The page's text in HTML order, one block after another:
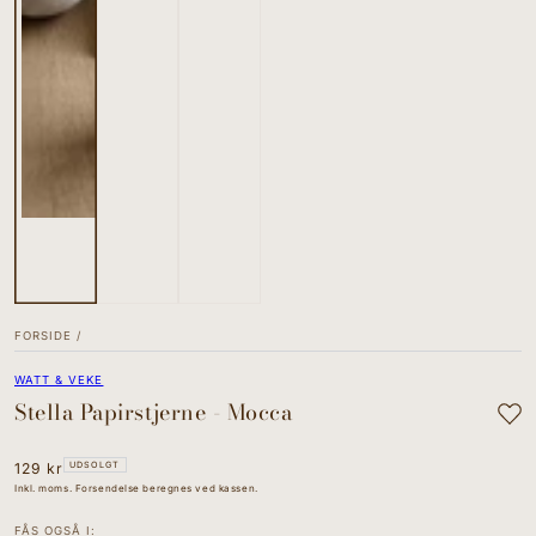
FORSIDE /
WATT & VEKE
Stella Papirstjerne - Mocca
Normal
pris
129 kr UDSOLGT
Inkl. moms. Forsendelse beregnes ved kassen.
FÅS OGSÅ I: